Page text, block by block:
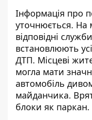
Інформація про
уточнюється. На
відповідні
встановлюють
ДТП. Місцеві
могла мати
автомобіль
майданчика.
блоки як паркан.